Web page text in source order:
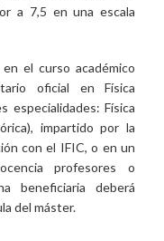
a 7,5 en una escala
en el curso académico
oficial en Física
especialidades: Física
impartido por la
con el IFIC, o en un
profesores o
beneficiaria deberá
del máster.